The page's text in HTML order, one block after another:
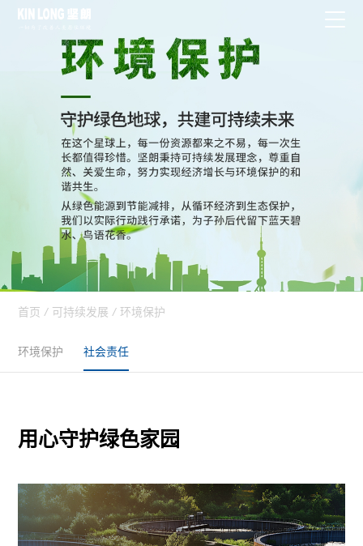
首页 / 可持续发展 / 环境保护
环境保护 社会责任
用心守护绿色家园